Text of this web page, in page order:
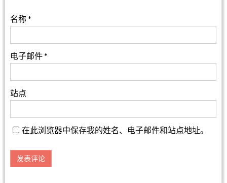
名称*
电子邮件*
站点
在此浏览器中保存我的姓名、电子邮件和站点地址。